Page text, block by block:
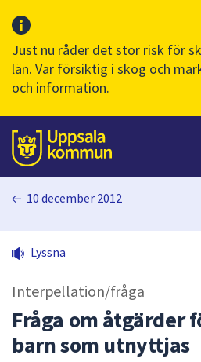
Just nu råder det stor risk för
län. Var försiktig i skog och
och information.
Till sidans
huvudinnehåll
10 december 2012
Lyssna
Interpellation/fråga
Fråga om åtgärder
barn som utnyttjas